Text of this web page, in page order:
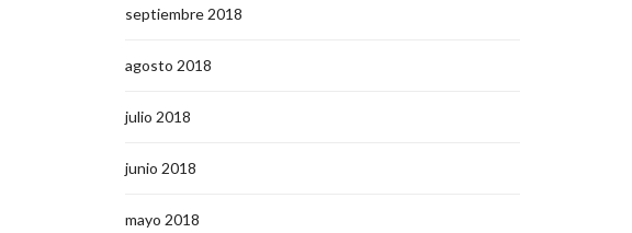
septiembre 2018
agosto 2018
julio 2018
junio 2018
mayo 2018